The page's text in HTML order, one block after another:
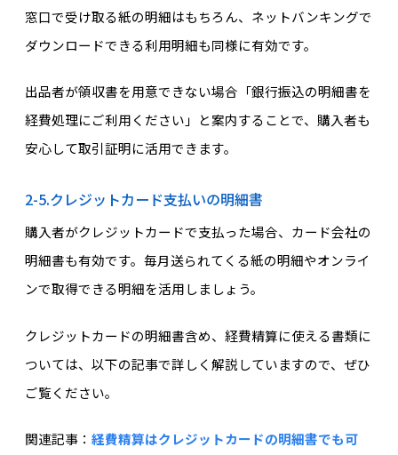
窓口で受け取る紙の明細はもちろん、ネットバンキングで
ダウンロードできる利用明細も同様に有効です。
出品者が領収書を用意できない場合「銀行振込の明細書を
経費処理にご利用ください」と案内することで、購入者も
安心して取引証明に活用できます。
2-5.クレジットカード支払いの明細書
購入者がクレジットカードで支払った場合、カード会社の
明細書も有効です。毎月送られてくる紙の明細やオンライ
ンで取得できる明細を活用しましょう。
クレジットカードの明細書含め、経費精算に使える書類に
ついては、以下の記事で詳しく解説していますので、ぜひ
ご覧ください。
関連記事： 経費精算はクレジットカードの明細書でも可